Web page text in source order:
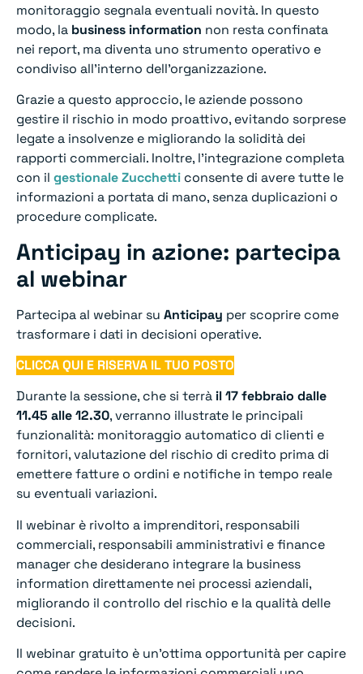
monitoraggio segnala eventuali novità. In questo
modo, la business information non resta confinata
nei report, ma diventa uno strumento operativo e
condiviso all’interno dell’organizzazione.
Grazie a questo approccio, le aziende possono
gestire il rischio in modo proattivo, evitando sorprese
legate a insolvenze e migliorando la solidità dei
rapporti commerciali. Inoltre, l’integrazione completa
con il gestionale Zucchetti consente di avere tutte le
informazioni a portata di mano, senza duplicazioni o
procedure complicate.
Anticipay in azione: partecipa
al webinar
Partecipa al webinar su Anticipay per scoprire come
trasformare i dati in decisioni operative.
CLICCA QUI E RISERVA IL TUO POSTO
Durante la sessione, che si terrà il 17 febbraio dalle
11.45 alle 12.30, verranno illustrate le principali
funzionalità: monitoraggio automatico di clienti e
fornitori, valutazione del rischio di credito prima di
emettere fatture o ordini e notifiche in tempo reale
su eventuali variazioni.
Il webinar è rivolto a imprenditori, responsabili
commerciali, responsabili amministrativi e finance
manager che desiderano integrare la business
information direttamente nei processi aziendali,
migliorando il controllo del rischio e la qualità delle
decisioni.
Il webinar gratuito è un’ottima opportunità per capire